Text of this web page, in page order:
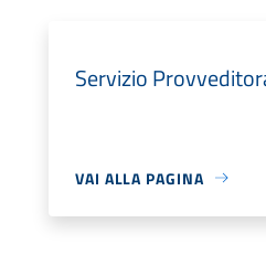
Servizio
VAI ALLA PAGINA